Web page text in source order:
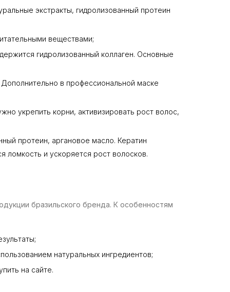
экстракты, гидролизованный протеин
веществами;
гидролизованный коллаген. Основные
в профессиональной маске
укрепить корни, активизировать рост волос,
протеин, аргановое масло. Кератин
ломкость и ускоряется рост волосков.
бразильского бренда. К особенностям
натуральных ингредиентов;
на сайте.